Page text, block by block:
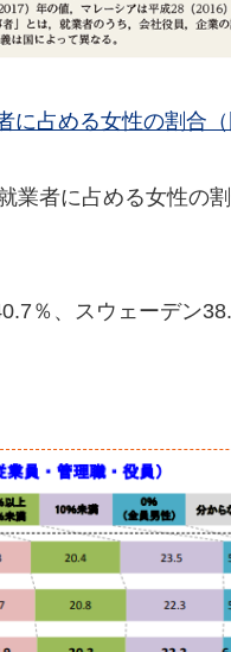
占める女性の割合（
業者に占める女性の
％、スウェーデン